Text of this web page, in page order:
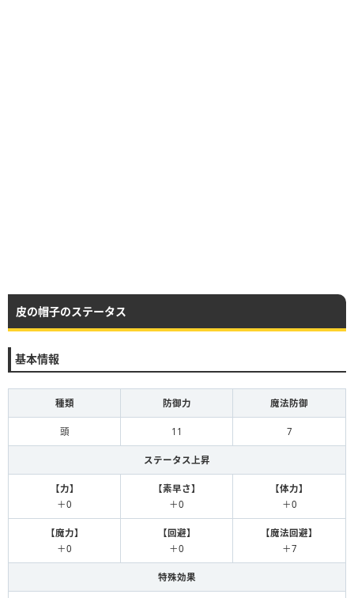
皮の帽子のステータス
基本情報
種類 防御力 魔法防御
頭 11 7
ステータス上昇
【力】
＋0
【素早さ】
＋0
【体力】
＋0
【魔力】
＋0
【回避】
＋0
【魔法回避】
＋7
特殊効果